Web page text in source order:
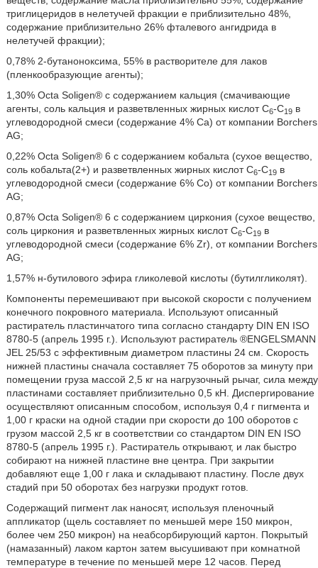
триглицеридов в нелетучей фракции е приблизительно 48%,
содержание приблизительно 26% фталевого ангидрида в
нелетучей фракции);
0,78% 2-бутаноноксима, 55% в растворителе для лаков
(пленкообразующие агенты);
1,30% Octa Soligen® с содержанием кальция (смачивающие
агенты, соль кальция и разветвленных жирных кислот С6-С19в
углеводородной смеси (содержание 4% Са) от компании Borchers
AG;
0,22% Octa Soligen® 6 с содержанием кобальта (сухое вещество,
соль кобальта(2+) и разветвленных жирных кислот С6-С19в
углеводородной смеси (содержание 6% Со) от компании Borchers
AG;
0,87% Octa Soligen® 6 с содержанием циркония (сухое вещество,
соль циркония и разветвленных жирных кислот С6-С19в
углеводородной смеси (содержание 6% Zr), от компании Borchers
AG;
1,57% н-бутилового эфира гликолевой кислоты (бутилгликолят).
Компоненты перемешивают при высокой скорости с получением
конечного покровного материала. Используют описанный
растиратель пластинчатого типа согласно стандарту DIN EN ISO
8780-5 (апрель 1995 г.). Используют растиратель ®ENGELSMANN
JEL 25/53 с эффективным диаметром пластины 24 см. Скорость
нижней пластины сначала составляет 75 оборотов за минуту при
помещении груза массой 2,5 кг на нагрузочный рычаг, сила между
пластинами составляет приблизительно 0,5 кН. Диспергирование
осуществляют описанным способом, используя 0,4 г пигмента и
1,00 г краски на одной стадии при скорости до 100 оборотов с
грузом массой 2,5 кг в соответствии со стандартом DIN EN ISO
8780-5 (апрель 1995 г.). Растиратель открывают, и лак быстро
собирают на нижней пластине вне центра. При закрытии
добавляют еще 1,00 г лака и складывают пластину. После двух
стадий при 50 оборотах без нагрузки продукт готов.
Содержащий пигмент лак наносят, используя пленочный
аппликатор (щель составляет по меньшей мере 150 микрон,
более чем 250 микрон) на неабсорбирующий картон. Покрытый
(намазанный) лаком картон затем высушивают при комнатной
температуре в течение по меньшей мере 12 часов. Перед